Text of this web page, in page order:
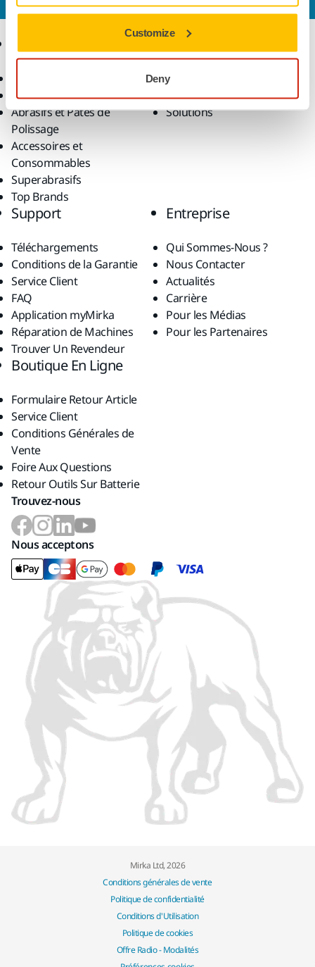
Customize
Deny
Ponçage Sans Poussière
Abrasifs et Pâtes de
Polissage
Accessoires et
Consommables
Superabrasifs
Top Brands
Savoir-Faire
Secteurs
Applications
Solutions
Support
Téléchargements
Conditions de la Garantie
Service Client
FAQ
Application myMirka
Réparation de Machines
Trouver Un Revendeur
Entreprise
Qui Sommes-Nous ?
Nous Contacter
Actualités
Carrière
Pour les Médias
Pour les Partenaires
Boutique En Ligne
Formulaire Retour Article
Service Client
Conditions Générales de
Vente
Foire Aux Questions
Retour Outils Sur Batterie
Trouvez-nous
Nous acceptons
Mirka Ltd, 2026
Conditions générales de vente
Politique de confidentialité
Conditions d'Utilisation
Politique de cookies
Offre Radio - Modalités